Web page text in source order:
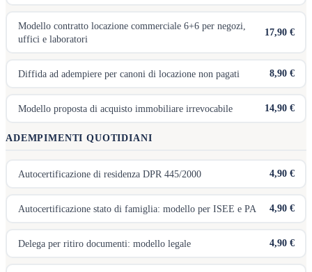
Modello contratto locazione commerciale 6+6 per negozi,
uffici e laboratori
17,90 €
Diffida ad adempiere per canoni di locazione non pagati 8,90 €
Modello proposta di acquisto immobiliare irrevocabile 14,90 €
ADEMPIMENTI QUOTIDIANI
Autocertificazione di residenza DPR 445/2000 4,90 €
Autocertificazione stato di famiglia: modello per ISEE e PA 4,90 €
Delega per ritiro documenti: modello legale 4,90 €